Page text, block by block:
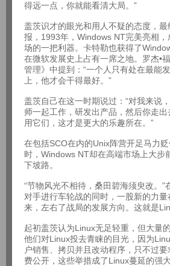
得远一点，你就能看清大局。”
盖茨识才的眼光和用人不疑的态度，最
报，1993年，Windows NT完美亮相
场的一把利器。卡特勒也获得了
在微软发展史上占有一席之地。罗杰•
管理》中提到：“一个人只有处在最能
上，他才会干得最好。”
盖茨自己在这一时期说过：“对我来说
师一起工作，研发出产品，然后你走
用它们，这才是更大的乐趣所在。”
在包括SCO在内的Unix阵营开足马力
时，Windows NT却在高端市场上大步
下坡路。
“节物风光不相待，桑田碧海须臾改。”
对手进行车轮战的同时，一股新的力
来，左右了战局的发展方向。这就是
起初盖茨认为Linux无足轻重，但大量
他们对Linux投去青睐的目光，因为
户销售、拷贝并且改动程序，只不过
费公开，这些举措成了Linux蔓延的强